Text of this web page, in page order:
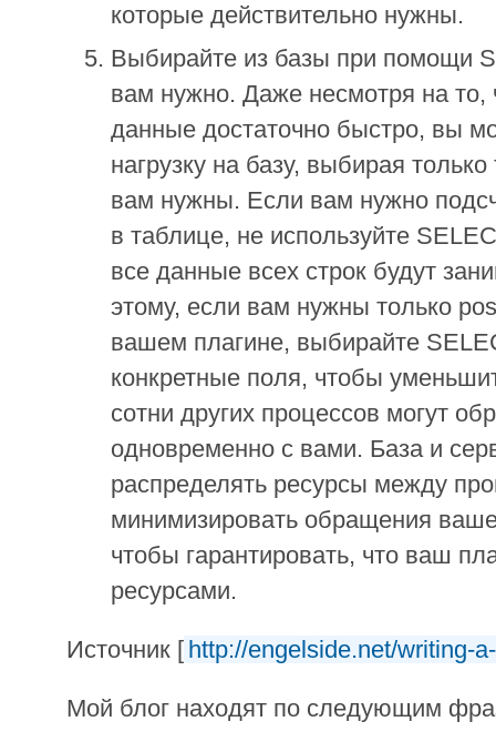
которые действительно нужны.
Выбирайте из базы при помощи
вам нужно. Даже несмотря на то,
данные достаточно быстро, вы
нагрузку на базу, выбирая
вам нужны. Если вам нужно
в таблице, не используйте
все данные всех строк будут
этому, если вам нужны только
вашем плагине, выбирайте
конкретные поля, чтобы
сотни других процессов могут
одновременно с вами. База и
распределять ресурсы между
минимизировать обращения
чтобы гарантировать, что ваш
ресурсами.
Источник [ http://engelside.net/writing-
Мой блог находят по следующим